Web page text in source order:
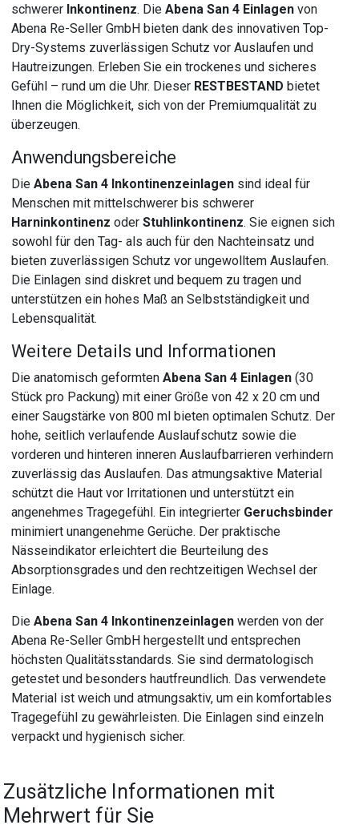
schwerer Inkontinenz. DieAbena San 4 Einlagen von
Abena Re-Seller GmbH bieten dank des innovativen Top-
Dry-Systems zuverlässigen Schutz vor Auslaufen und
Hautreizungen. Erleben Sie ein trockenes und sicheres
Gefühl – rund um die Uhr. Dieser RESTBESTAND bietet
Ihnen die Möglichkeit, sich von der Premiumqualität zu
überzeugen.
Anwendungsbereiche
DieAbena San 4 Inkontinenzeinlagen sind ideal für
Menschen mit mittelschwerer bis schwerer
Harninkontinenz oderStuhlinkontinenz. Sie eignen sich
sowohl für den Tag- als auch für den Nachteinsatz und
bieten zuverlässigen Schutz vor ungewolltem Auslaufen.
Die Einlagen sind diskret und bequem zu tragen und
unterstützen ein hohes Maß an Selbstständigkeit und
Lebensqualität.
Weitere Details und Informationen
Die anatomisch geformtenAbena San 4 Einlagen (30
Stück pro Packung) mit einer Größe von 42 x 20 cm und
einer Saugstärke von 800 ml bieten optimalen Schutz. Der
hohe, seitlich verlaufende Auslaufschutz sowie die
vorderen und hinteren inneren Auslaufbarrieren verhindern
zuverlässig das Auslaufen. Das atmungsaktive Material
schützt die Haut vor Irritationen und unterstützt ein
angenehmes Tragegefühl. Ein integrierter Geruchsbinder
minimiert unangenehme Gerüche. Der praktische
Nässeindikator erleichtert die Beurteilung des
Absorptionsgrades und den rechtzeitigen Wechsel der
Einlage.
DieAbena San 4 Inkontinenzeinlagen werden von der
Abena Re-Seller GmbH hergestellt und entsprechen
höchsten Qualitätsstandards. Sie sind dermatologisch
getestet und besonders hautfreundlich. Das verwendete
Material ist weich und atmungsaktiv, um ein komfortables
Tragegefühl zu gewährleisten. Die Einlagen sind einzeln
verpackt und hygienisch sicher.
Zusätzliche Informationen mit
Mehrwert für Sie